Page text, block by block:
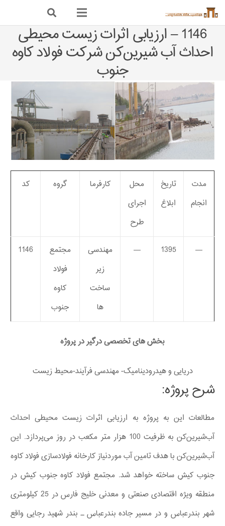
1146 – ارزیابی اثرات زیست ‌محیطی
احداث آب‌ شیرین‌کن شرکت فولاد کاوه
جنوب
مدت
انجام
تاریخ
ابلاغ
محل
اجرای
طرح
کارفرما گروه کد
—
1395
—
مهندسی
زیر
ساخت
ها
مجتمع
فولاد
کاوه
جنوب
1146
بخش های تخصصی درگیر در پروژه
دریایی و هیدرودینامیک- مهندسی فرآیند-محیط زیست
شرح پروژه:
مطالعات این به پروژه به ارزیابی اثرات زیست محیطی احداث
آب‌شیرین‌کن به ظرفیت 100 هزار متر مکعب در روز می‌پردازد. این
آب‌شیرین‌کن با هدف تامین آب موردنیاز کارخانه فولادسازی فولاد کاوه
جنوب کیش ساخته خواهد شد. مجتمع فولاد کاوه جنوب کیش در
منطقه ویژه اقتصادی صنعتی و معدنی خلیج فارس در 25 کیلومتری
شهر بندرعباس و در مسیر جاده بندرعباس ـ بندر شهید رجایی واقع